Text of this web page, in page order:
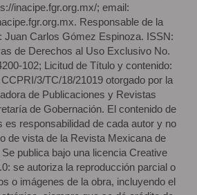
inacipe.fgr.org.mx/; email:
Responsable de la
Juan Carlos Gómez Espinoza. ISSN:
de Derechos al Uso Exclusivo No.
102; Licitud de Título y contenido:
3/TC/18/21019 otorgado por la
de Publicaciones y Revistas
de Gobernación. El contenido de
es responsabilidad de cada autor y no
de vista de la Revista Mexicana de
publica bajo una licencia Creative
se autoriza la reproducción parcial o
o imágenes de la obra, incluyendo el